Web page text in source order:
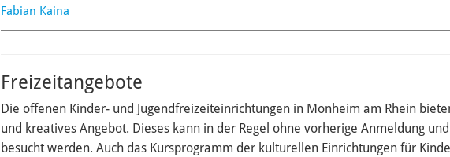
Fabian Kaina
Freizeitangebote
Die offenen Kinder- und Jugendfreizeiteinrichtungen in Monheim am Rhein
und kreatives Angebot. Dieses kann in der Regel ohne vorherige Anmeldung
besucht werden. Auch das Kursprogramm der kulturellen Einrichtungen für